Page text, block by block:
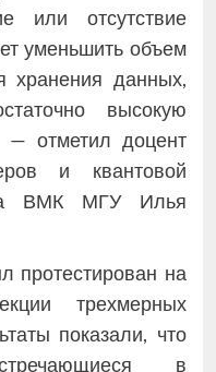
или отсутствие
уменьшить объем
хранения данных,
высокую
— отметил доцент
и квантовой
ВМК МГУ Илья
протестирован на
трехмерных
показали, что
в